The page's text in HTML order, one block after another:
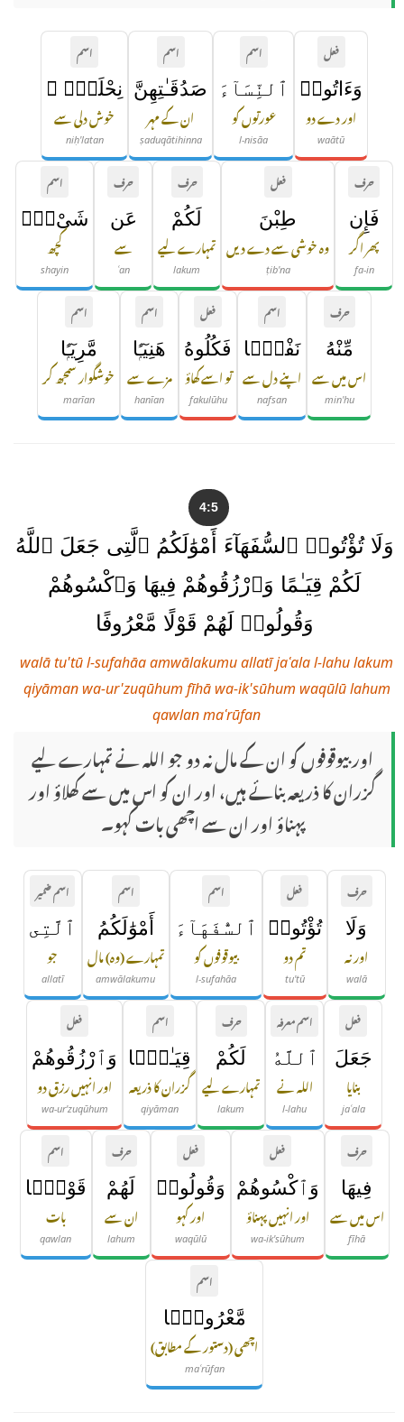
فعل
وَءَاتُوا۟
اور دے دو
waātū
اسم
ٱلنِّسَآءَ
عورتوں کو
l-nisāa
اسم
صَدُقَـٰتِهِنَّ
ان کے مہر
ṣaduqātihinna
اسم
نِحْلَةًۭ ۚ
خوش دلی سے
niḥ'latan
حرف
فَإِن
پھر اگر
fa-in
فعل
طِبْنَ
وہ خوشی سے دے دیں
ṭib'na
حرف
لَكُمْ
تمہارے لیے
lakum
حرف
عَن
سے
ʿan
اسم
شَىْءٍۢ
کچھ
shayin
حرف
مِّنْهُ
اس میں سے
min'hu
اسم
نَفْسًۭا
اپنے دل سے
nafsan
فعل
فَكُلُوهُ
تو اسے کھاؤ
fakulūhu
اسم
هَنِيٓـًۭٔا
مزے سے
hanīan
اسم
مَّرِيٓـًۭٔا
خوشگوار سمجھ کر
marīan
4:5
وَلَا تُؤْتُوا۟ ٱلسُّفَهَآءَ أَمْوَٰلَكُمُ ٱلَّتِى جَعَلَ ٱللَّهُ
لَكُمْ قِيَـٰمًا وَٱرْزُقُوهُمْ فِيهَا وَٱكْسُوهُمْ
وَقُولُوا۟ لَهُمْ قَوْلًا مَّعْرُوفًا
walā tu'tū l-sufahāa amwālakumu allatī jaʿala l-lahu lakum
qiyāman wa-ur'zuqūhum fīhā wa-ik'sūhum waqūlū lahum
qawlan maʿrūfan
اور بیوقوفوں کو ان کے مال نہ دو جو اللہ نے تمہارے لیے
گزران کا ذریعہ بنائے ہیں، اور ان کو اس میں سے کھلاؤ اور
پہناؤ اور ان سے اچھی بات کہو۔
حرف
وَلَا
اور نہ
walā
فعل
تُؤْتُوا۟
تم دو
tu'tū
اسم
ٱلسُّفَهَآءَ
بیوقوفوں کو
l-sufahāa
اسم
أَمْوَٰلَكُمُ
تمہارے (وہ) مال
amwālakumu
اسم ضمیر
ٱلَّتِى
جو
allatī
فعل
جَعَلَ
بنایا
jaʿala
اسم معرفہ
ٱللَّهُ
اللہ نے
l-lahu
حرف
لَكُمْ
تمہارے لیے
lakum
اسم
قِيَـٰمًۭا
گزران کا ذریعہ
qiyāman
فعل
وَٱرْزُقُوهُمْ
اور انہیں رزق دو
wa-ur'zuqūhum
حرف
فِيهَا
اس میں سے
fīhā
فعل
وَٱكْسُوهُمْ
اور انہیں پہناؤ
wa-ik'sūhum
فعل
وَقُولُوا۟
اور کہو
waqūlū
حرف
لَهُمْ
ان سے
lahum
اسم
قَوْلًۭا
بات
qawlan
اسم
مَّعْرُوفًۭا
اچھی (دستور کے مطابق)
maʿrūfan